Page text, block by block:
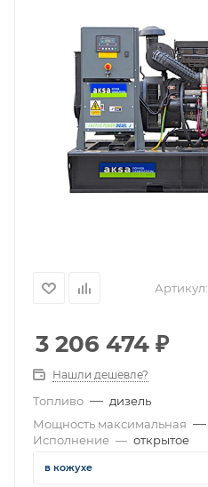
Артикул:
3 206 474 ₽
Нашли дешевле?
Топливо — дизель
Мощность максимальная —
Исполнение — открытое
в кожухе